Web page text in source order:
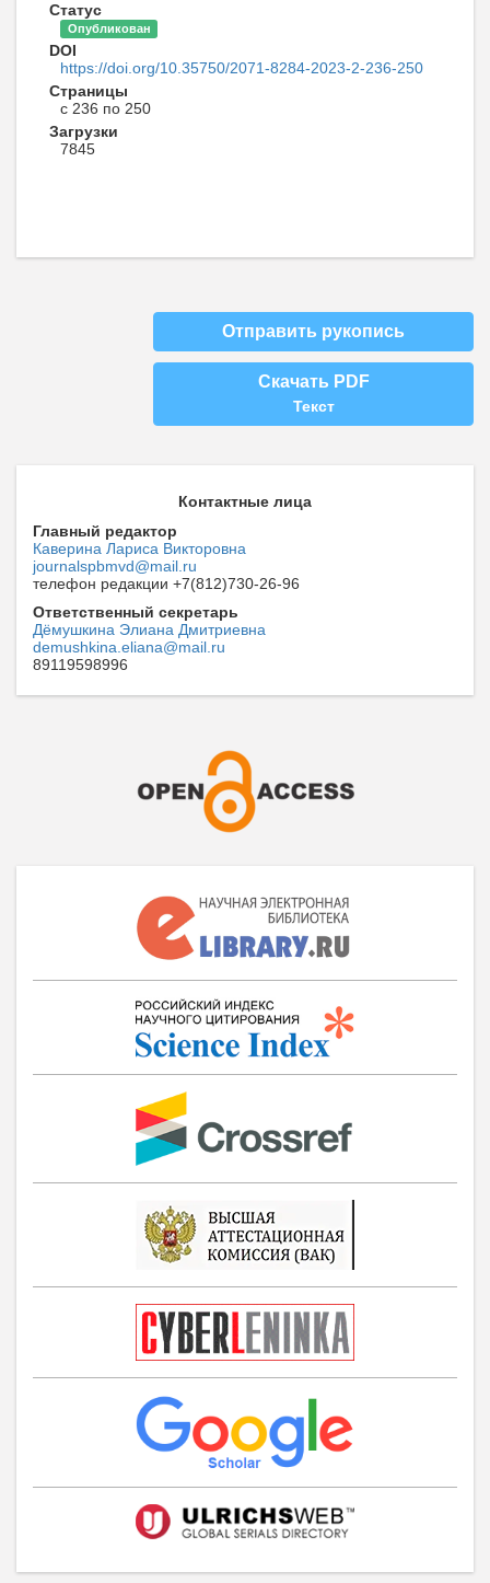
Статус
Опубликован
DOI
https://doi.org/10.35750/2071-8284-2023-2-236-250
Страницы
с 236 по 250
Загрузки
7845
Отправить рукопись
Скачать PDF
Текст
Контактные лица
Главный редактор
Каверина Лариса Викторовна
journalspbmvd@mail.ru
телефон редакции +7(812)730-26-96
Ответственный секретарь
Дёмушкина Элиана Дмитриевна
demushkina.eliana@mail.ru
89119598996